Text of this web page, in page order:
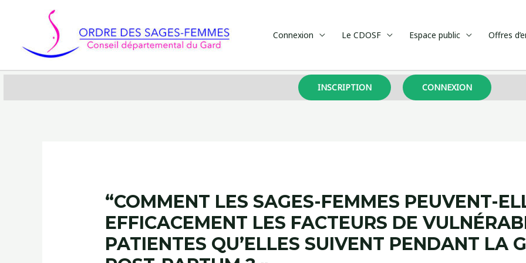
Connexion Le CDOSF Espace public Offres
INSCRIPTION CONNEXION
“COMMENT LES SAGES-FEMMES PEUVENT-
EFFICACEMENT LES FACTEURS DE
PATIENTES QU’ELLES SUIVENT PENDANT LA